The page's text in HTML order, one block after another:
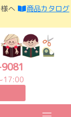
へ
商品カタログ
17:00